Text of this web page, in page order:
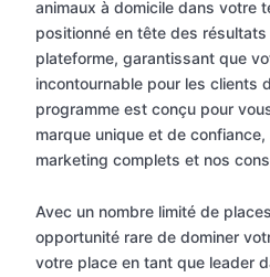
animaux à domicile dans votre
positionné en tête des
plateforme, garantissant que
incontournable pour les clients
programme est conçu pour
marque unique et de
marketing complets et nos
Avec un nombre limité de
opportunité rare de dominer
votre place en tant que leader